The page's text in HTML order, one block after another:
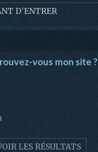
D'ENTRER
vous mon site ?
LES RÉSULTATS